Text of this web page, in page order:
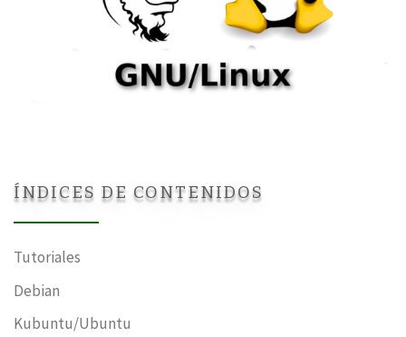
ÍNDICES DE CONTENIDOS
Tutoriales
Debian
Kubuntu/Ubuntu